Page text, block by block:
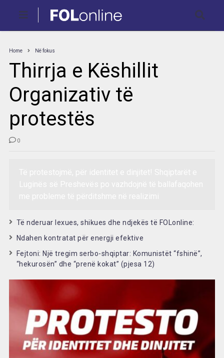
Home Në fokus
Thirrja e Këshillit
Organizativ të
protestës
0
Të nderuar lexues, shikues dhe ndjekës të FOLonline:
Ndahen kontratat për energji efektive
Fejtoni: Një tregim serbo-shqiptar: Komunistët “fshinë”,
“hekurosën” dhe “prenë kokat” (pjesa 12)